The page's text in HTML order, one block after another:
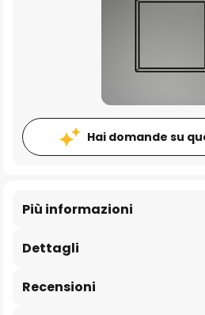
Hai domande su
Dettagli
Più informazioni
Recensioni